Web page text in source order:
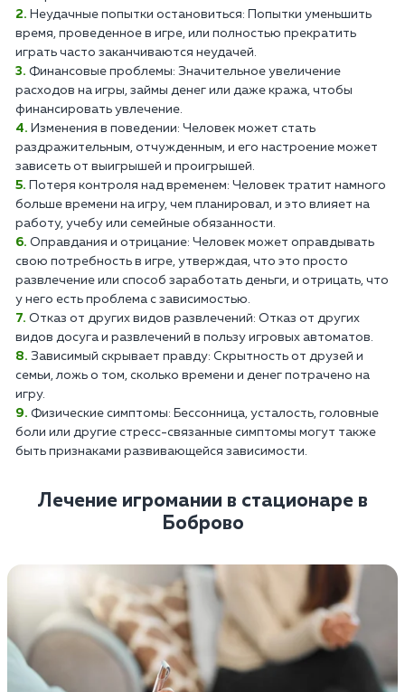
Неудачные попытки остановиться: Попытки уменьшить
время, проведенное в игре, или полностью прекратить
играть часто заканчиваются неудачей.
Финансовые проблемы: Значительное увеличение
расходов на игры, займы денег или даже кража, чтобы
финансировать увлечение.
Изменения в поведении: Человек может стать
раздражительным, отчужденным, и его настроение может
зависеть от выигрышей и проигрышей.
Потеря контроля над временем: Человек тратит намного
больше времени на игру, чем планировал, и это влияет на
работу, учебу или семейные обязанности.
Оправдания и отрицание: Человек может оправдывать
свою потребность в игре, утверждая, что это просто
развлечение или способ заработать деньги, и отрицать, что
у него есть проблема с зависимостью.
Отказ от других видов развлечений: Отказ от других
видов досуга и развлечений в пользу игровых автоматов.
Зависимый скрывает правду: Скрытность от друзей и
семьи, ложь о том, сколько времени и денег потрачено на
игру.
Физические симптомы: Бессонница, усталость, головные
боли или другие стресс-связанные симптомы могут также
быть признаками развивающейся зависимости.
Лечение игромании в стационаре в
Боброво